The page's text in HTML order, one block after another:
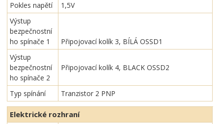
Pokles napětí
1,5V
Výstup
bezpečnostní
ho spínače 1
Připojovací kolík 3, BÍLÁ OSSD1
Výstup
bezpečnostní
ho spínače 2
Připojovací kolík 4, BLACK OSSD2
Typ spínání Tranzistor 2 PNP
Elektrické rozhraní